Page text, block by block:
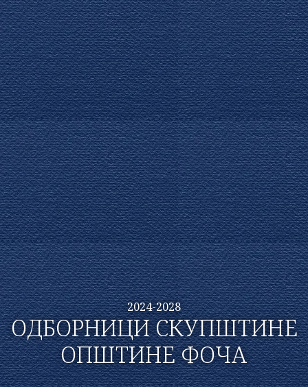
2024-2028
ОДБОРНИЦИ СКУПШТИНЕ
ОПШТИНЕ ФОЧА